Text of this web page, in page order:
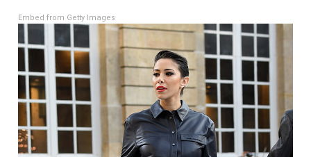
Embed from Getty Images